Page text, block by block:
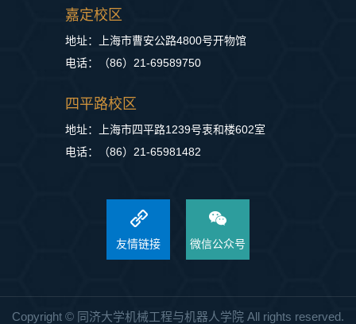
嘉定校区
地址：上海市曹安公路4800号开物馆
电话：（86）21-69589750
四平路校区
地址：上海市四平路1239号衷和楼602室
电话：（86）21-65981482
友情链接 微信公众号
Copyright © 同济大学机械工程与机器人学院 All rights reserved.